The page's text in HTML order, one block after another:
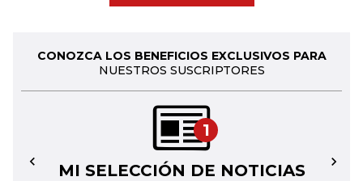
CONOZCA LOS BENEFICIOS EXCLUSIVOS PARA
NUESTROS SUSCRIPTORES
1
MI SELECCIÓN DE NOTICIAS
← →